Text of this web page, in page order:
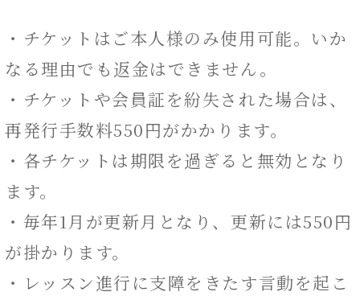
・チケットはご本人様のみ使用可能。いか
なる理由でも返金はできません。
・チケットや会員証を紛失された場合は、
再発行手数料550円がかかります。
・各チケットは期限を過ぎると無効となり
ます。
・毎年1月が更新月となり、更新には550円
が掛かります。
・レッスン進行に支障をきたす言動を起こ